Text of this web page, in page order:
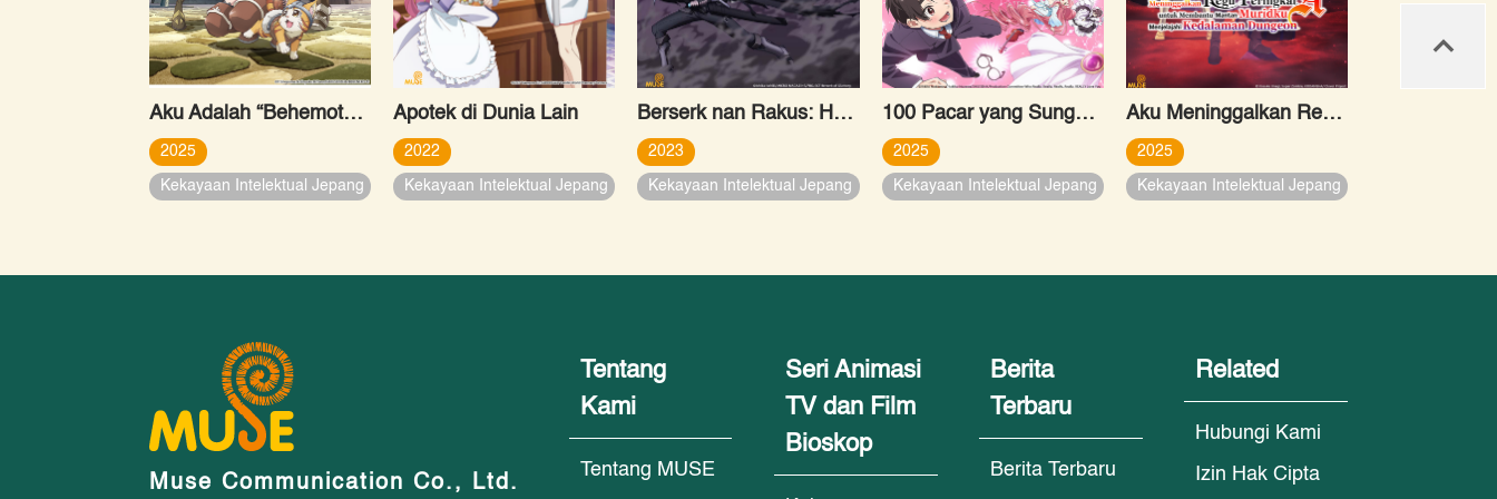
Aku Adalah “Behemoth”, Monster Rank-S, Tapi Malah Dikira Kucing dan Kini Hidup Sebagai Peliharaan Kesatria Elf Wanita
2025
Kekayaan Intelektual Jepang
Apotek di Dunia Lain
2022
Kekayaan Intelektual Jepang
Berserk nan Rakus: Hanya Aku yang Mampu Menembus Batas Bernama “Level”
2023
Kekayaan Intelektual Jepang
100 Pacar yang Sungguh Sangat Amat Benar-benar Mencintaimu
2025
Kekayaan Intelektual Jepang
Aku Meninggalkan Regu Peringkat-A untuk Menjelajahi Kedalaman Dungeon Bersama Mantan Muridku
2025
Kekayaan Intelektual Jepang
Muse Communication Co., Ltd.
Tentang
Kami
Tentang MUSE
Seri Animasi
TV dan Film
Bioskop
Berita
Terbaru
Berita Terbaru
Related
Hubungi Kami
Izin Hak Cipta